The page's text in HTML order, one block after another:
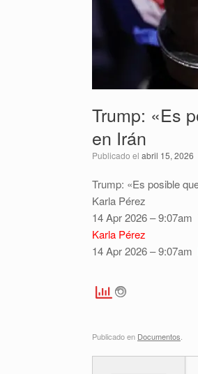
Trump: «Es
en Irán
Publicado el abril 15, 2026
Trump: «Es posible
Karla Pérez
14 Apr 2026 – 9:07am
Karla Pérez
14 Apr 2026 – 9:07am
Publicado en Documentos